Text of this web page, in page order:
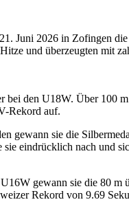
Juni 2026 in Zofingen
und überzeugten mit
bei den U18W. Über 100
Rekord auf.
gewann sie die
eindrücklich nach und
gewann sie die 80 m
Rekord von 9.69